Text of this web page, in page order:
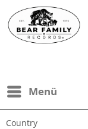
Menü
Country